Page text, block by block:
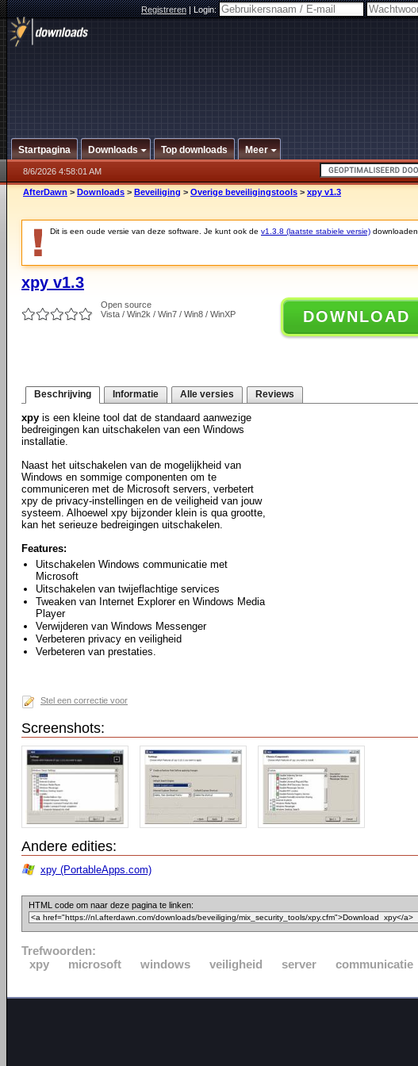
Registreren|Login:
Startpagina Downloads Top downloads Meer
8/6/2026 4:58:01 AM
AfterDawn > Downloads > Beveiliging > Overige beveiligingstools > xpy v1.3
Dit is een oude versie van deze software. Je kunt ook de v1.3.8 (laatste stabiele versie) downloaden.
xpy v1.3
Open source
Vista / Win2k / Win7 / Win8 / WinXP
DOWNLOAD
Beschrijving Informatie Alle versies Reviews
xpy is een kleine tool dat de standaard aanwezige
bedreigingen kan uitschakelen van een Windows
installatie.
Naast het uitschakelen van de mogelijkheid van
Windows en sommige componenten om te
communiceren met de Microsoft servers, verbetert
xpy de privacy-instellingen en de veiligheid van jouw
systeem. Alhoewel xpy bijzonder klein is qua grootte,
kan het serieuze bedreigingen uitschakelen.
Features:
Uitschakelen Windows communicatie met
Microsoft
Uitschakelen van twijeflachtige services
Tweaken van Internet Explorer en Windows Media
Player
Verwijderen van Windows Messenger
Verbeteren privacy en veiligheid
Verbeteren van prestaties.
Stel een correctie voor
Screenshots:
Andere edities:
xpy (PortableApps.com)
HTML code om naar deze pagina te linken:
Trefwoorden:
xpy
microsoft windows veiligheid server communicatie